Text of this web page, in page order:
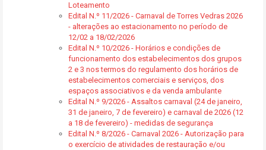
Loteamento
Edital N.º 11/2026 - Carnaval de Torres Vedras 2026
- alterações ao estacionamento no período de
12/02 a 18/02/2026
Edital N.º 10/2026 - Horários e condições de
funcionamento dos estabelecimentos dos grupos
2 e 3 nos termos do regulamento dos horários de
estabelecimentos comerciais e serviços, dos
espaços associativos e da venda ambulante
Edital N.º 9/2026 - Assaltos carnaval (24 de janeiro,
31 de janeiro, 7 de fevereiro) e carnaval de 2026 (12
a 18 de fevereiro) - medidas de segurança
Edital N.º 8/2026 - Carnaval 2026 - Autorização para
o exercício de atividades de restauração e/ou